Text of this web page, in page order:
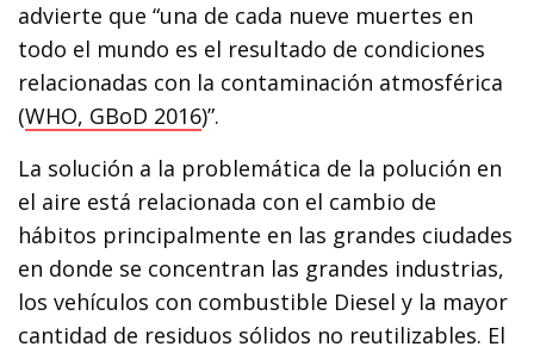
advierte que “una de cada nueve muertes en
todo el mundo es el resultado de condiciones
relacionadas con la contaminación atmosférica
(WHO, GBoD 2016)”.
La solución a la problemática de la polución en
el aire está relacionada con el cambio de
hábitos principalmente en las grandes ciudades
en donde se concentran las grandes industrias,
los vehículos con combustible Diesel y la mayor
cantidad de residuos sólidos no reutilizables. El